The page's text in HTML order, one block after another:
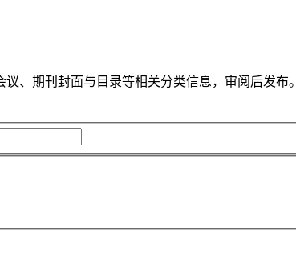
、期刊封面与目录等相关分类信息，审阅后发布。